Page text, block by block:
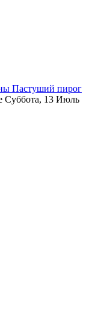
Пастуший пирог
Суббота, 13 Июль